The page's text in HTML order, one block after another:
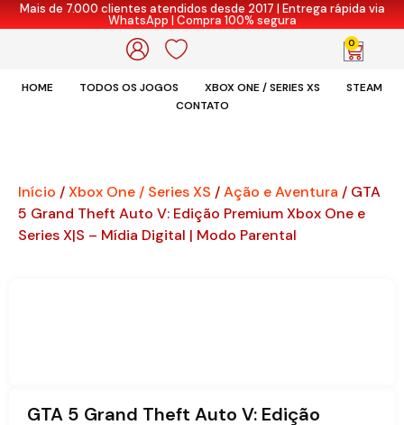
Mais de 7.000 clientes atendidos desde 2017 | Entrega rápida via
WhatsApp | Compra 100% segura
0
HOME TODOS OS JOGOS XBOX ONE / SERIES XS
STEAM
CONTATO
Início /Xbox One / Series XS /Ação e Aventura / GTA
5 Grand Theft Auto V: Edição Premium Xbox One e
Series X|S – Mídia Digital | Modo Parental
GTA 5 Grand Theft Auto V: Edição